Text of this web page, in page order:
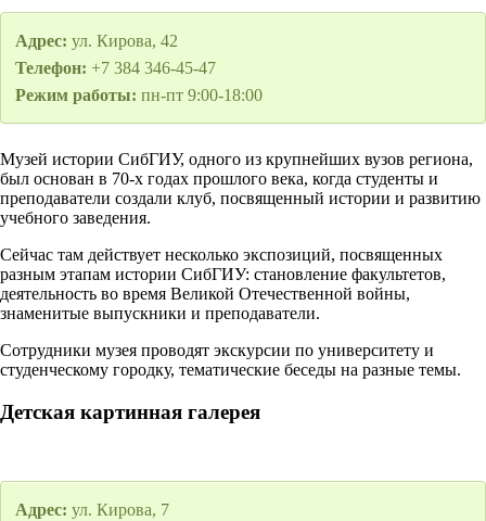
Адрес: ул. Кирова, 42
Телефон: +7 384 346-45-47
Режим работы: пн-пт 9:00-18:00
Музей истории СибГИУ, одного из крупнейших вузов региона,
был основан в 70-х годах прошлого века, когда студенты и
преподаватели создали клуб, посвященный истории и развитию
учебного заведения.
Сейчас там действует несколько экспозиций, посвященных
разным этапам истории СибГИУ: становление факультетов,
деятельность во время Великой Отечественной войны,
знаменитые выпускники и преподаватели.
Сотрудники музея проводят экскурсии по университету и
студенческому городку, тематические беседы на разные темы.
Детская картинная галерея
Адрес: ул. Кирова, 7